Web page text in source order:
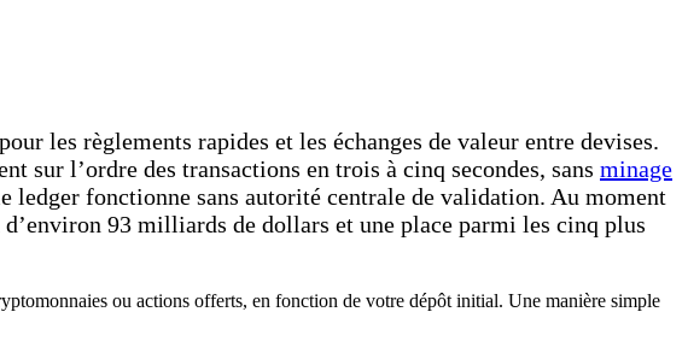
les règlements rapides et les échanges de valeur entre devises.
sur l’ordre des transactions en trois à cinq secondes, sans minage
fonctionne sans autorité centrale de validation. Au moment
93 milliards de dollars et une place parmi les cinq plus
ou actions offerts, en fonction de votre dépôt initial. Une manière simple